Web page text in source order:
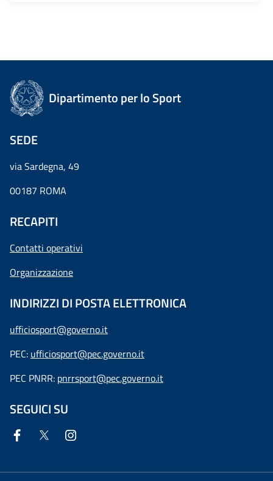
Dipartimento per lo Sport
SEDE
via Sardegna, 49
00187 ROMA
RECAPITI
Contatti operativi
Organizzazione
INDIRIZZI DI POSTA ELETTRONICA
ufficiosport@governo.it
PEC: ufficiosport@pec.governo.it
PEC PNRR: pnrrsport@pec.governo.it
SEGUICI SU